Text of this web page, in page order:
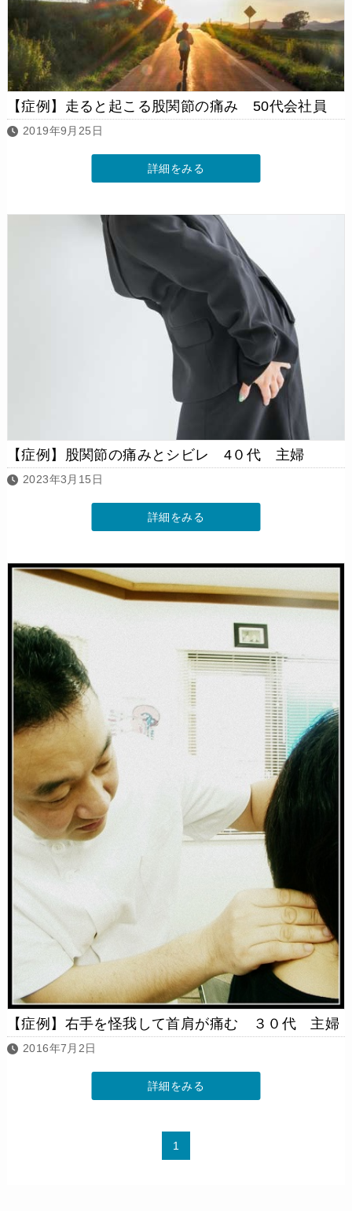
【症例】走ると起こる股関節の痛み 50代会社員
2019年9月25日
詳細をみる
【症例】股関節の痛みとシビレ 4０代 主婦
2023年3月15日
詳細をみる
【症例】右手を怪我して首肩が痛む ３０代 主婦
2016年7月2日
詳細をみる
1